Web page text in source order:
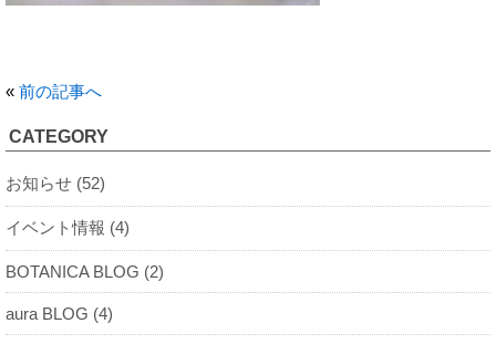
« 前の記事へ
CATEGORY
お知らせ (52)
イベント情報 (4)
BOTANICA BLOG (2)
aura BLOG (4)